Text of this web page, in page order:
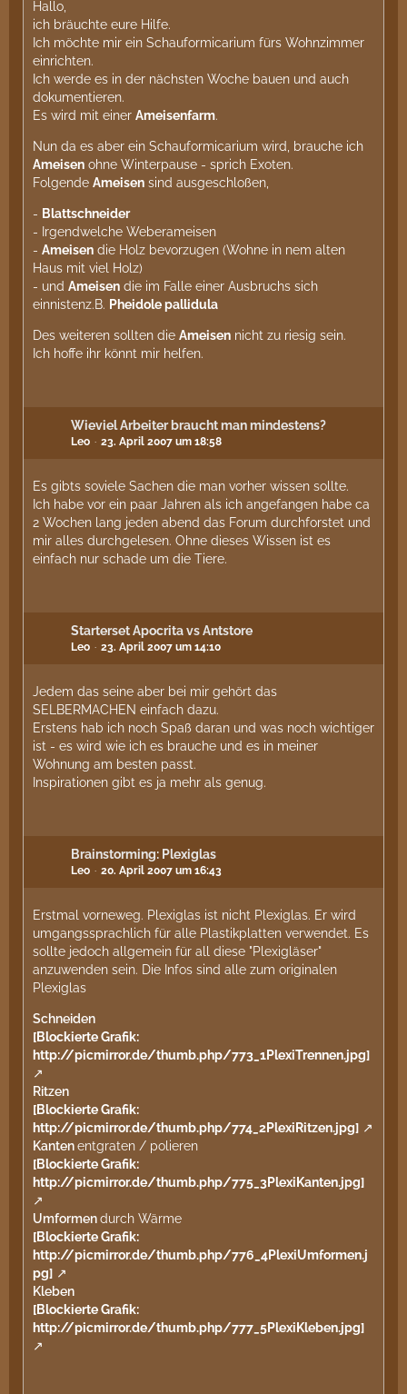
Hallo,
ich bräuchte eure Hilfe.
Ich möchte mir ein Schauformicarium fürs Wohnzimmer
einrichten.
Ich werde es in der nächsten Woche bauen und auch
dokumentieren.
Es wird mit einer Ameisenfarm.
Nun da es aber ein Schauformicarium wird, brauche ich
Ameisen ohne Winterpause - sprich Exoten.
Folgende Ameisen sind ausgeschloßen,
- Blattschneider
- Irgendwelche Weberameisen
- Ameisen die Holz bevorzugen (Wohne in nem alten
Haus mit viel Holz)
- und Ameisen die im Falle einer Ausbruchs sich
einnistenz.B. Pheidole pallidula
Des weiteren sollten die Ameisen nicht zu riesig sein.
Ich hoffe ihr könnt mir helfen.
Wieviel Arbeiter braucht man mindestens?
Leo 23. April 2007 um 18:58
Es gibts soviele Sachen die man vorher wissen sollte.
Ich habe vor ein paar Jahren als ich angefangen habe ca
2 Wochen lang jeden abend das Forum durchforstet und
mir alles durchgelesen. Ohne dieses Wissen ist es
einfach nur schade um die Tiere.
Starterset Apocrita vs Antstore
Leo 23. April 2007 um 14:10
Jedem das seine aber bei mir gehört das
SELBERMACHEN einfach dazu.
Erstens hab ich noch Spaß daran und was noch wichtiger
ist - es wird wie ich es brauche und es in meiner
Wohnung am besten passt.
Inspirationen gibt es ja mehr als genug.
Brainstorming: Plexiglas
Leo 20. April 2007 um 16:43
Erstmal vorneweg. Plexiglas ist nicht Plexiglas. Er wird
umgangssprachlich für alle Plastikplatten verwendet. Es
sollte jedoch allgemein für all diese "Plexigläser"
anzuwenden sein. Die Infos sind alle zum originalen
Plexiglas
Schneiden
[Blockierte Grafik:
http://picmirror.de/thumb.php/773_1PlexiTrennen.jpg]
Ritzen
[Blockierte Grafik:
http://picmirror.de/thumb.php/774_2PlexiRitzen.jpg]
Kantenentgraten / polieren
[Blockierte Grafik:
http://picmirror.de/thumb.php/775_3PlexiKanten.jpg]
Umformendurch Wärme
[Blockierte Grafik:
http://picmirror.de/thumb.php/776_4PlexiUmformen.j
pg]
Kleben
[Blockierte Grafik:
http://picmirror.de/thumb.php/777_5PlexiKleben.jpg]